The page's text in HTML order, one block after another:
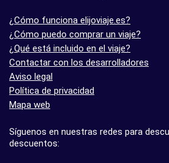
¿Cómo funciona elijoviaje.es?
¿Cómo puedo comprar un viaje?
¿Qué está incluido en el viaje?
Contactar con los desarrolladores
Aviso legal
Política de privacidad
Mapa web
Síguenos en nuestras redes para
descuentos: